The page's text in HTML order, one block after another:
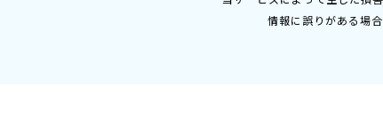
情報に誤りがある場